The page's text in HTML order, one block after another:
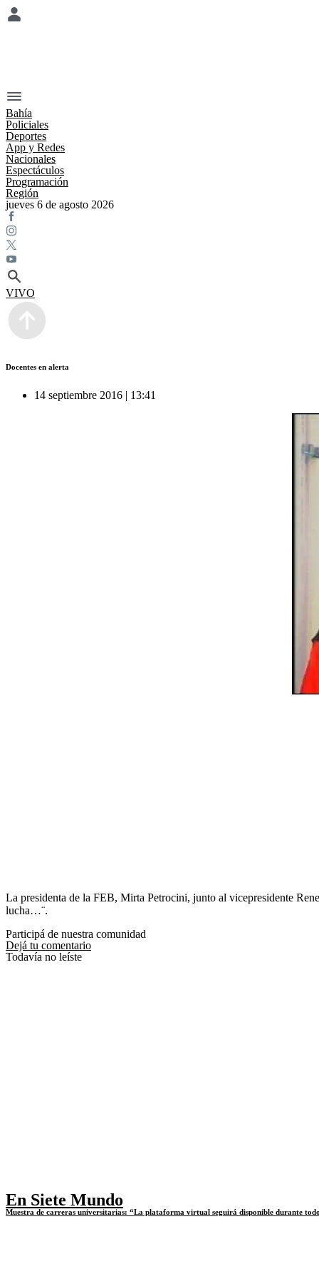
Bahía
Policiales
Deportes
App y Redes
Nacionales
Espectáculos
Programación
Región
jueves 6 de agosto 2026
VIVO
Docentes en alerta
14 septiembre 2016 | 13:41
La presidenta de la FEB, Mirta Petrocini, junto al vicepresidente
lucha…¨.
Participá de nuestra comunidad
Dejá tu comentario
Todavía no leíste
En Siete Mundo
Muestra de carreras universitarias: “La plataforma virtual seguirá disponible durante